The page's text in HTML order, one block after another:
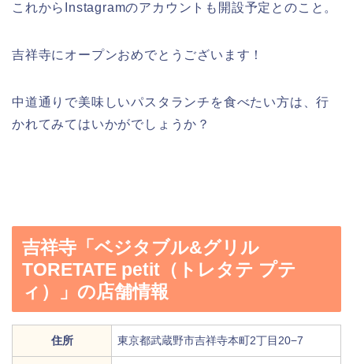
これからInstagramのアカウントも開設予定とのこと。
吉祥寺にオープンおめでとうございます！
中道通りで美味しいパスタランチを食べたい方は、行
かれてみてはいかがでしょうか？
吉祥寺「ベジタブル&グリル
TORETATE petit（トレタテ プテ
ィ）」の店舗情報
住所 東京都武蔵野市吉祥寺本町2丁目20−7